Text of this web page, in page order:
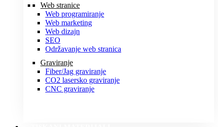
Web stranice
Web programiranje
Web marketing
Web dizajn
SEO
Održavanje web stranica
Graviranje
Fiber/Jag graviranje
CO2 lasersko graviranje
CNC graviranje